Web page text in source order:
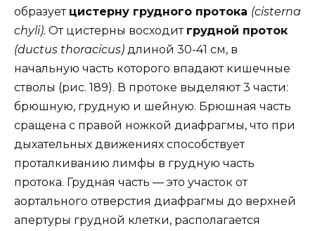
образует цистерну грудного протока (cisterna
chyli). От цистерны восходит грудной проток
(ductus thoracicus) длиной 30-41 см, в
начальную часть которого впадают кишечные
стволы (рис. 189). В протоке выделяют 3 части:
брюшную, грудную и шейную. Брюшная часть
сращена с правой ножкой диафрагмы, что при
дыхательных движениях способствует
проталкиванию лимфы в грудную часть
протока. Грудная часть — это участок от
аортального отверстия диафрагмы до верхней
апертуры грудной клетки, располагается